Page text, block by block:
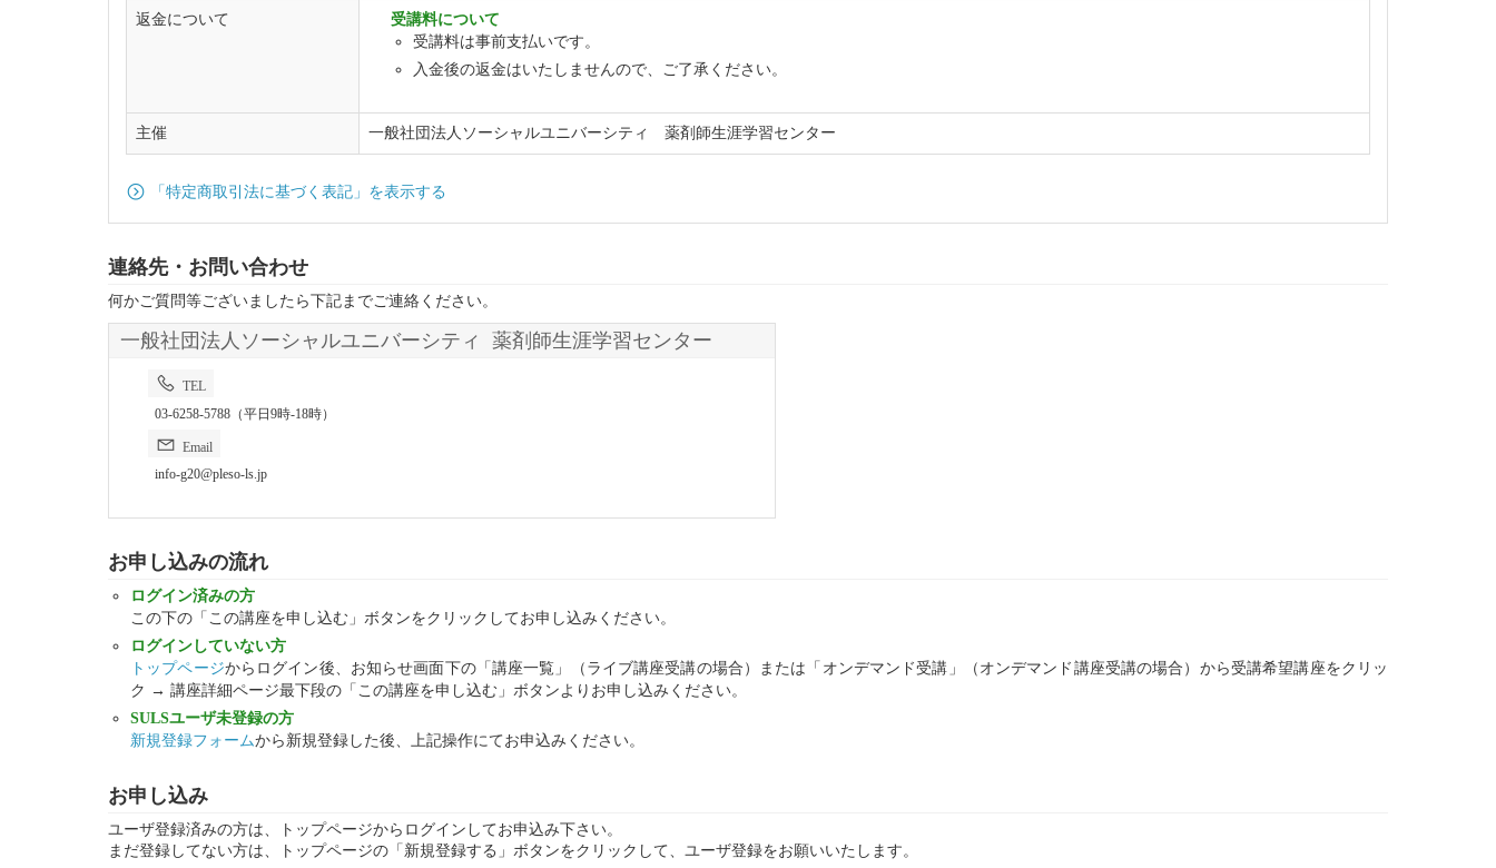
返金について
受講料について
受講料は事前支払いです。
入金後の返金はいたしませんので、ご了承ください。
主催 一般社団法人ソーシャルユニバーシティ 薬剤師生涯学習センター
「特定商取引法に基づく表記」を表示する
連絡先・お問い合わせ
何かご質問等ございましたら下記までご連絡ください。
一般社団法人ソーシャルユニバーシティ 薬剤師生涯学習センター
TEL
03-6258-5788（平日9時-18時）
Email
info-g20@pleso-ls.jp
お申し込みの流れ
ログイン済みの方
この下の「この講座を申し込む」ボタンをクリックしてお申し込みください。
ログインしていない方
トップページからログイン後、お知らせ画面下の「講座一覧」（ライブ講座受講の場合）または「オンデマンド受講」（オンデマンド講座受講の場合）から受講希望講座をクリッ
ク → 講座詳細ページ最下段の「この講座を申し込む」ボタンよりお申し込みください。
SULSユーザ未登録の方
新規登録フォームから新規登録した後、上記操作にてお申込みください。
お申し込み
ユーザ登録済みの方は、トップページからログインしてお申込み下さい。
まだ登録してない方は、トップページの「新規登録する」ボタンをクリックして、ユーザ登録をお願いいたします。